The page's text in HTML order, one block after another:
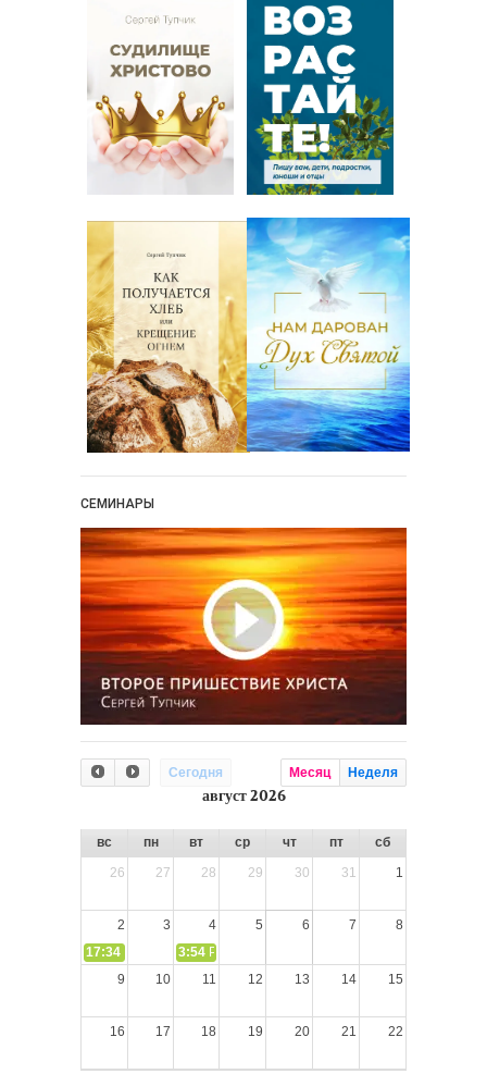
СЕМИНАРЫ
Сегодня Месяц Неделя
август 2026
вс пн вт ср чт пт
сб
26
27 28 29 30 31 1
2 3 4 5 6 7
8
17:34
СЛОВО из СЛОВА – «Ищите Господа, призывайте Его»
3:54 РАЗМЫШЛЕНИЕ: Дух Святой не угашайте!
9
10 11 12 13 14 15
16 17 18 19 20 21 22